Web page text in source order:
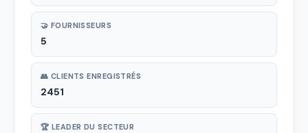
🤝 FOURNISSEURS
5
👥 CLIENTS ENREGISTRÉS
2451
🏆 LEADER DU SECTEUR